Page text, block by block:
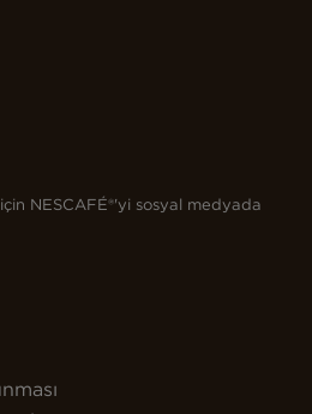
NESCAFÉ®'yi sosyal medyada